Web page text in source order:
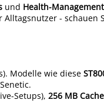
und Health-Management
- schauen
Modelle wie diese
Setups), 256 MB Cache